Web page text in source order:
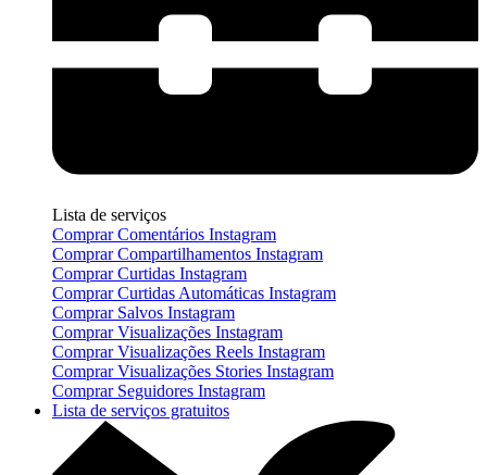
Lista de serviços
Comprar Comentários Instagram
Comprar Compartilhamentos Instagram
Comprar Curtidas Instagram
Comprar Curtidas Automáticas Instagram
Comprar Salvos Instagram
Comprar Visualizações Instagram
Comprar Visualizações Reels Instagram
Comprar Visualizações Stories Instagram
Comprar Seguidores Instagram
Lista de serviços gratuitos